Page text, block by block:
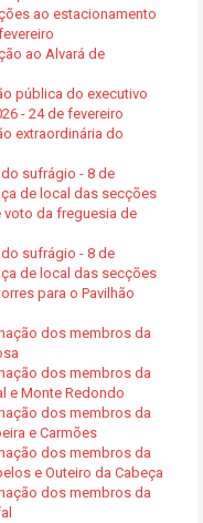
ao estacionamento
ao Alvará de
pública do executivo
- 24 de fevereiro
extraordinária do
sufrágio - 8 de
de local das secções
da freguesia de
sufrágio - 8 de
de local das secções
para o Pavilhão
dos membros da
dos membros da
e Monte Redondo
dos membros da
e Carmões
dos membros da
e Outeiro da Cabeça
dos membros da